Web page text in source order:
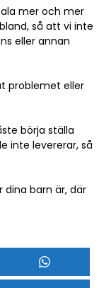
mer och mer
så att vi inte
eller annan
problemet eller
börja ställa
inte levererar, så
dina barn är, där